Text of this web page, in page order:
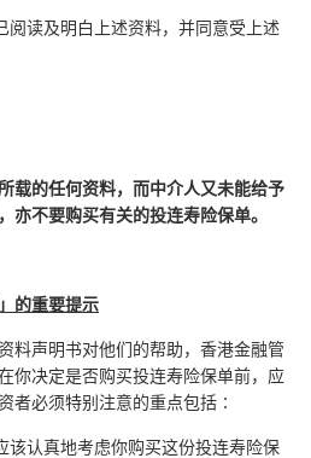
阅读及明白上述资料，并同意受上述
载的任何资料，而中介人又未能给予
亦不要购买有关的投连寿险保单。
的重要提示
料声明书对他们的帮助，香港金融管
你决定是否购买投连寿险保单前，应
者必须特别注意的重点包括∶
认真地考虑你购买这份投连寿险保